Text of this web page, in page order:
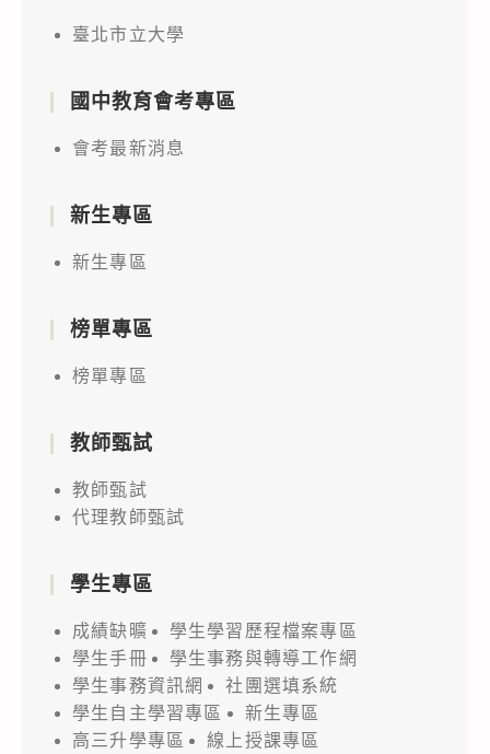
臺北市立大學
國中教育會考專區
會考最新消息
新生專區
新生專區
榜單專區
榜單專區
教師甄試
教師甄試
代理教師甄試
學生專區
成績缺曠
學生學習歷程檔案專區
學生手冊
學生事務與轉導工作網
學生事務資訊網
社團選填系統
學生自主學習專區
新生專區
高三升學專區
線上授課專區